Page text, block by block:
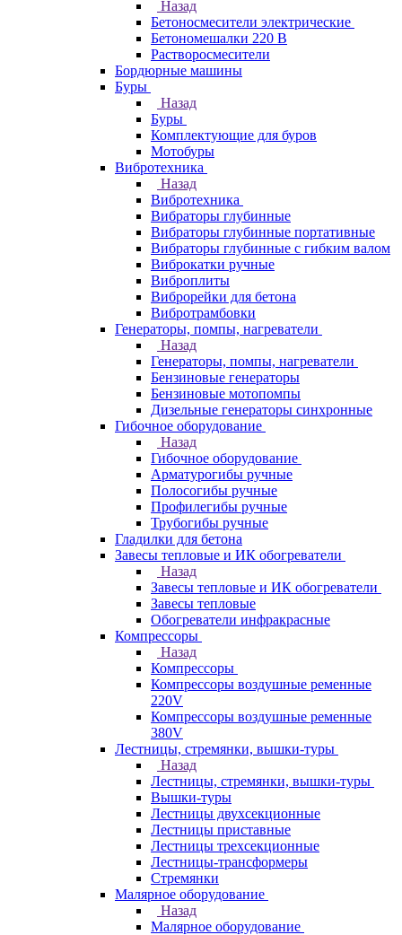
Назад
Бетоносмесители электрические
Бетономешалки 220 В
Растворосмесители
Бордюрные машины
Буры
Назад
Буры
Комплектующие для буров
Мотобуры
Вибротехника
Назад
Вибротехника
Вибраторы глубинные
Вибраторы глубинные портативные
Вибраторы глубинные с гибким валом
Виброкатки ручные
Виброплиты
Виброрейки для бетона
Вибротрамбовки
Генераторы, помпы, нагреватели
Назад
Генераторы, помпы, нагреватели
Бензиновые генераторы
Бензиновые мотопомпы
Дизельные генераторы синхронные
Гибочное оборудование
Назад
Гибочное оборудование
Арматурогибы ручные
Полосогибы ручные
Профилегибы ручные
Трубогибы ручные
Гладилки для бетона
Завесы тепловые и ИК обогреватели
Назад
Завесы тепловые и ИК обогреватели
Завесы тепловые
Обогреватели инфракрасные
Компрессоры
Назад
Компрессоры
Компрессоры воздушные ременные
220V
Компрессоры воздушные ременные
380V
Лестницы, стремянки, вышки-туры
Назад
Лестницы, стремянки, вышки-туры
Вышки-туры
Лестницы двухсекционные
Лестницы приставные
Лестницы трехсекционные
Лестницы-трансформеры
Стремянки
Малярное оборудование
Назад
Малярное оборудование